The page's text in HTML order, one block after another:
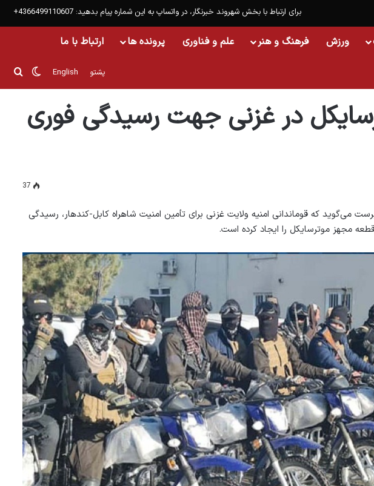
برای ارتباط با بخش شهروند خبرنگار، در واتساپ به این شماره پیام بدهید: 4366499110607+
ورزش فرهنگ و هنر علم و فناوری پرونده ها ارتباط با ما
English پشتو تغییر
در غزنی جهت رسیدگی فوری
37
می‌گوید که قوماندانی امنیه ولایت غزنی برای تأمین امنیت شاهراه کابل-کندهار، رسیدگی
مجهز موترسایکل را ایجاد کرده است.